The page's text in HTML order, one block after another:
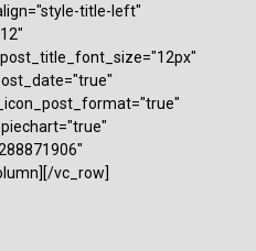
title-left"
vc_row]